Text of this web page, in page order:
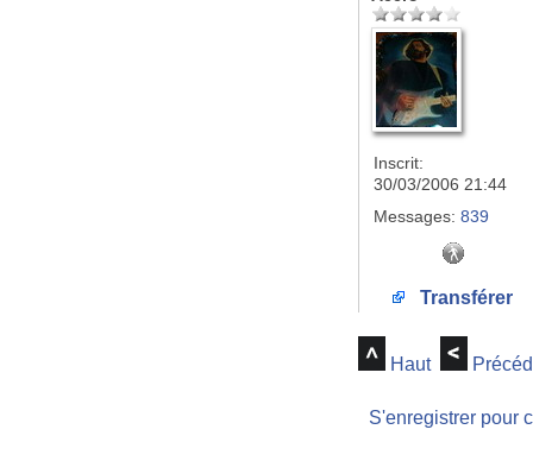
Inscrit:
30/03/2006 21:44
Messages: 839
Transférer
Haut
S'enregistrer pour